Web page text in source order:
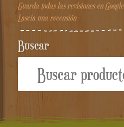
Guarda todas las revisiones en Google
Lascia una recensión
Buscar